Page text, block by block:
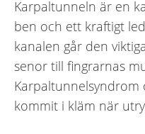
Karpaltunneln är en
ben och ett kraftigt
kanalen går den
senor till fingrarnas
Karpaltunnelsyndrom
kommit i kläm när